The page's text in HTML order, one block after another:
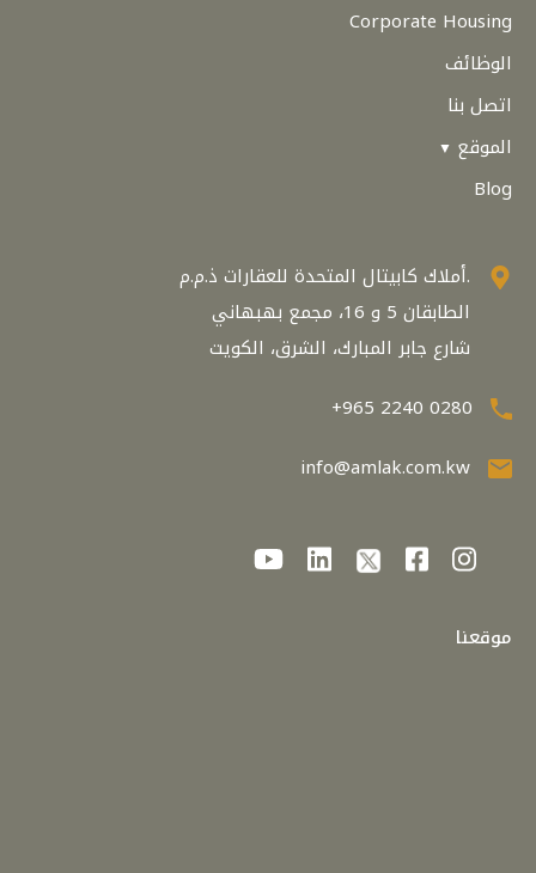
Corporate Housing
الوظائف
اتصل بنا
الموقع
Blog
أملاك كابيتال المتحدة للعقارات ذ.م.م.
الطابقان 5 و 16، مجمع بهبهاني
شارع جابر المبارك، الشرق، الكويت
+965 2240 0280
info@amlak.com.kw
موقعنا